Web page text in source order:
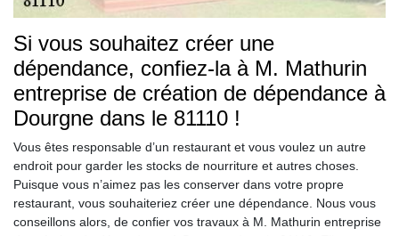
Si vous souhaitez créer une
dépendance, confiez-la à M. Mathurin
entreprise de création de dépendance à
Dourgne dans le 81110 !
Vous êtes responsable d’un restaurant et vous voulez un autre
endroit pour garder les stocks de nourriture et autres choses.
Puisque vous n’aimez pas les conserver dans votre propre
restaurant, vous souhaiteriez créer une dépendance. Nous vous
conseillons alors, de confier vos travaux à M. Mathurin entreprise